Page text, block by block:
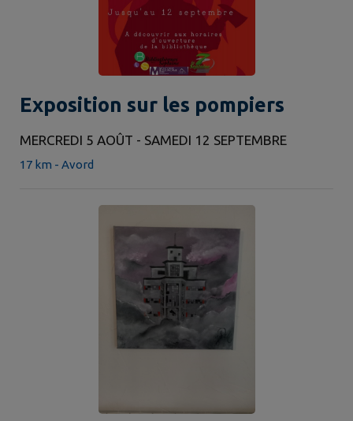
Exposition sur les pompiers
MERCREDI 5 AOÛT - SAMEDI 12 SEPTEMBRE
17 km - Avord